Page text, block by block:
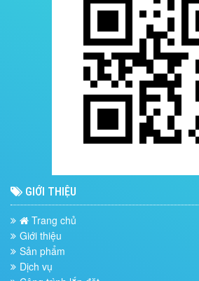
GIỚI THIỆU
Trang chủ
Giới thiệu
Sản phẩm
Dịch vụ